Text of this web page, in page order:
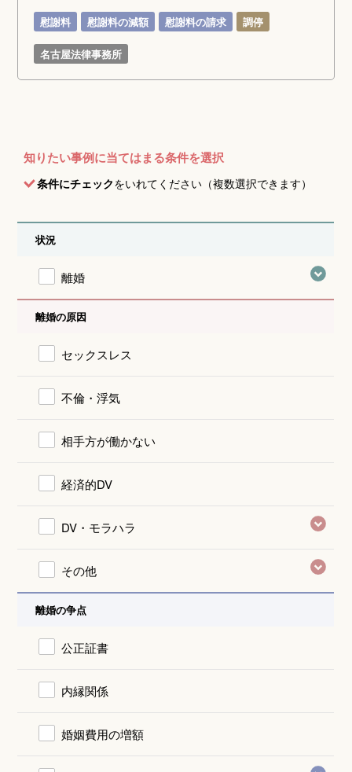
慰謝料 慰謝料の減額 慰謝料の請求 調停
名古屋法律事務所
知りたい事例に当てはまる条件を選択
条件にチェックをいれてください（複数選択できます）
状況
離婚
離婚の原因
セックスレス
不倫・浮気
相手方が働かない
経済的DV
DV・モラハラ
その他
離婚の争点
公正証書
内縁関係
婚姻費用の増額